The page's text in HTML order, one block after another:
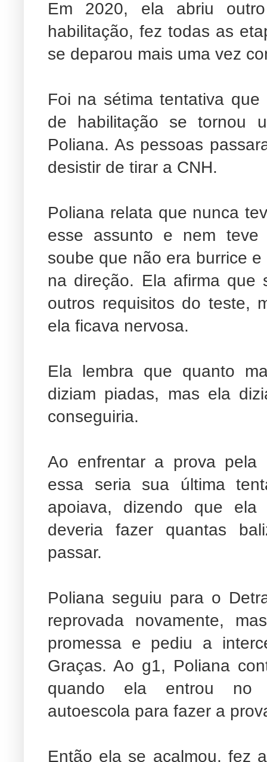
Em 2020, ela abriu
habilitação, fez todas as
se deparou mais uma vez
Foi na sétima tentativa
de habilitação se tornou
Poliana. As pessoas
desistir de tirar a CNH.
Poliana relata que nunca
esse assunto e nem teve
soube que não era burrice
na direção. Ela afirma que
outros requisitos do teste,
ela ficava nervosa.
Ela lembra que quanto
diziam piadas, mas ela
conseguiria.
Ao enfrentar a prova pela
essa seria sua última
apoiava, dizendo que
deveria fazer quantas
passar.
Poliana seguiu para o
reprovada novamente,
promessa e pediu a
Graças. Ao g1, Poliana
quando ela entrou no
autoescola para fazer a
Então ela se acalmou, fez